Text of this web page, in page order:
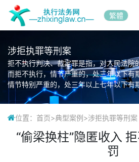
繁體
涉拒执罪等刑案
拒不执行判决、裁定罪是指，对人民法院
而拒不执行，情节严重的，处三年以下有
情节特别严重的，处三年以上七年以下有
位置： 首页>典型案例 >涉拒执罪等刑案
“偷梁换柱”隐匿收入
罚